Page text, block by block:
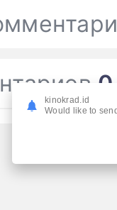
0
kinokrad.id
Would like to